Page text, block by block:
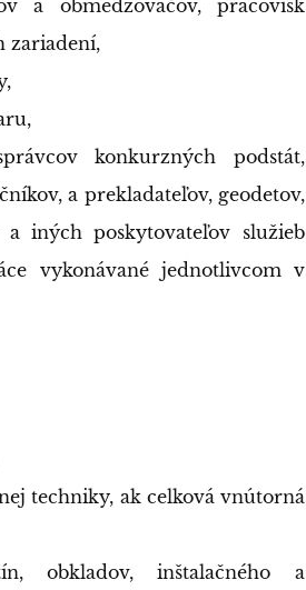
a obmedzovačov, pracovísk
zariadení,
konkurzných podstát,
a prekladateľov, geodetov,
a iných poskytovateľov služieb
vykonávané jednotlivcom v
techniky, ak celková vnútorná
obkladov, inštalačného a